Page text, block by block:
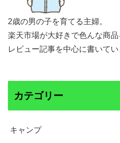
2歳の男の子を育てる主婦。
楽天市場が大好きで色んな商品
レビュー記事を中心に書いてい
カテゴリー
キャンプ